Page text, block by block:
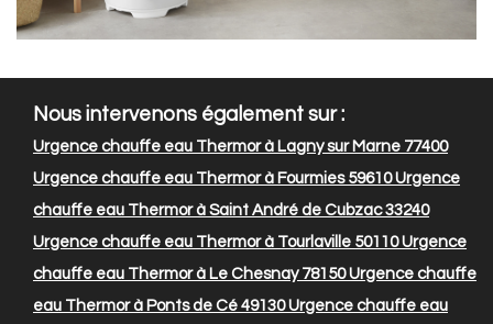
Nous intervenons également sur :
Urgence chauffe eau Thermor à Lagny sur Marne 77400
Urgence chauffe eau Thermor à Fourmies 59610Urgence
chauffe eau Thermor à Saint André de Cubzac 33240
Urgence chauffe eau Thermor à Tourlaville 50110Urgence
chauffe eau Thermor à Le Chesnay 78150Urgence chauffe
eau Thermor à Ponts de Cé 49130Urgence chauffe eau